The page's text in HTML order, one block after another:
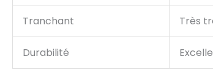
Tranchant Très
Durabilité